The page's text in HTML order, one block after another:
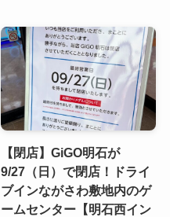
【閉店】GiGO明石が
9/27（日）で閉店！ドライ
ブインながさわ敷地内のゲ
ームセンター【明石西イン